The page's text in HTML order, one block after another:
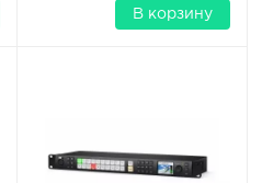
В корзину